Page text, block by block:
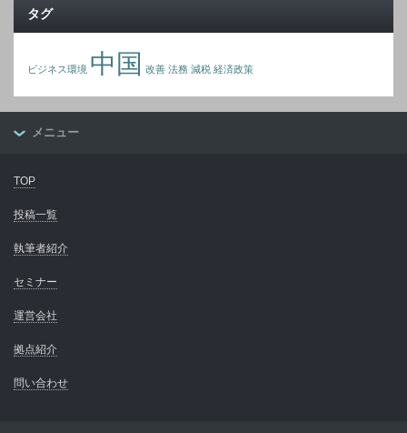
タグ
ビジネス環境 中国 改善 法務 減税 経済政策
メニュー
TOP
投稿一覧
執筆者紹介
セミナー
運営会社
拠点紹介
問い合わせ